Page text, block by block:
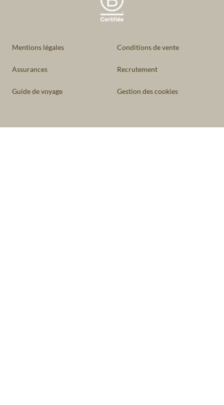
Mentions légales Conditions de vente
Assurances Recrutement
Guide de voyage Gestion des cookies